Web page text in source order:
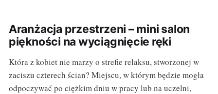
Aranżacja przestrzeni – mini salon
piękności na wyciągnięcie ręki
Która z kobiet nie marzy o strefie relaksu, stworzonej w
zaciszu czterech ścian? Miejscu, w którym będzie mogła
odpoczywać po ciężkim dniu w pracy lub na uczelni,